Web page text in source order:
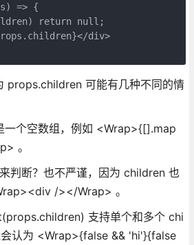
=> {
return null;
div>
props.children 可能有几种不同的情
个空数组，例如 <Wrap>{[].map
。
判断？也不严谨，因为 children 也
/></Wrap> 。
支持单个和多个 chi
认为 <Wrap>{false && 'hi'}{false